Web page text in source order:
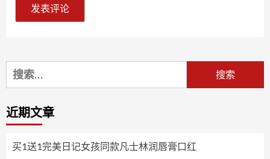
搜
索：
近期文章
买1送1完美日记女孩同款凡士林润唇膏口红